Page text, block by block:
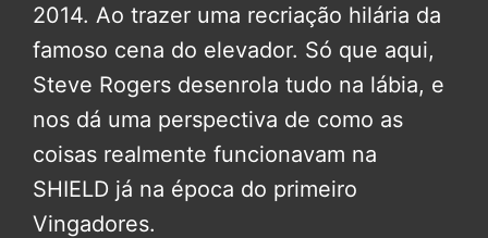
2014. Ao trazer uma recriação hilária da
famoso cena do elevador. Só que aqui,
Steve Rogers desenrola tudo na lábia, e
nos dá uma perspectiva de como as
coisas realmente funcionavam na
SHIELD já na época do primeiro
Vingadores.